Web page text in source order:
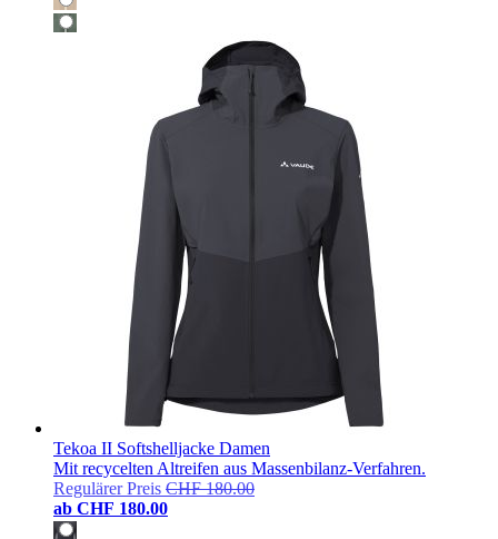
Tekoa II Softshelljacke Damen
Mit recycelten Altreifen aus Massenbilanz-Verfahren.
Regulärer Preis CHF 180.00
ab CHF 180.00